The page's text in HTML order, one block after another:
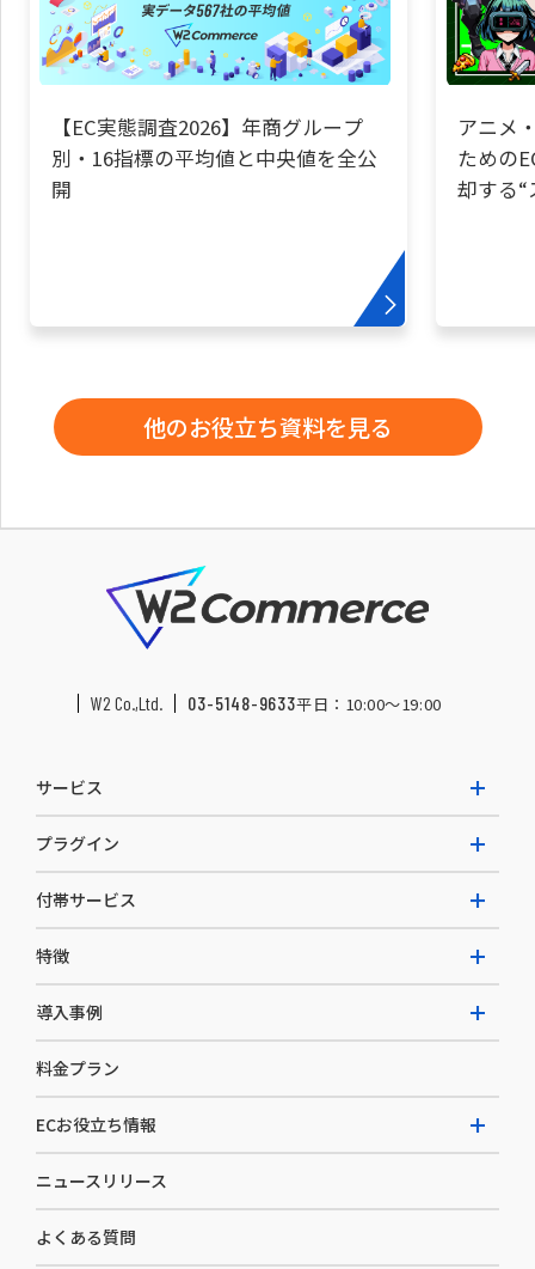
【EC実態調査2026】年商グループ
別・16指標の平均値と中央値を全公
開
アニメ
ための
却する
他のお役立ち資料を見る
W2 Co.,Ltd. 03-5148-9633平日：10:00〜19:00
サービス
W2 Commerce Repeat
W2 Commerce BtoB
W2 Commerce Asia
プラグイン
AI buddy
付帯サービス
EC運用構築支援・運用支援
カスタマーサクセス
セキュリティ
デザイン制作
コンサルティング
特徴
選ばれる理由
開発体制
導入事例
導入企業一覧
料金プラン
ECお役立ち情報
お役立ち資料
ニュースリリース
よくある質問